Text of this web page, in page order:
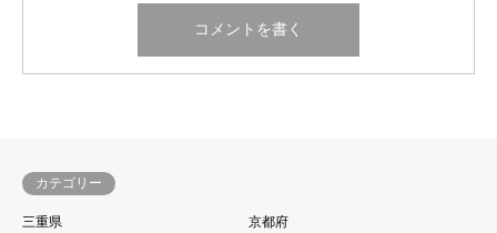
カテゴリー
三重県
京都府